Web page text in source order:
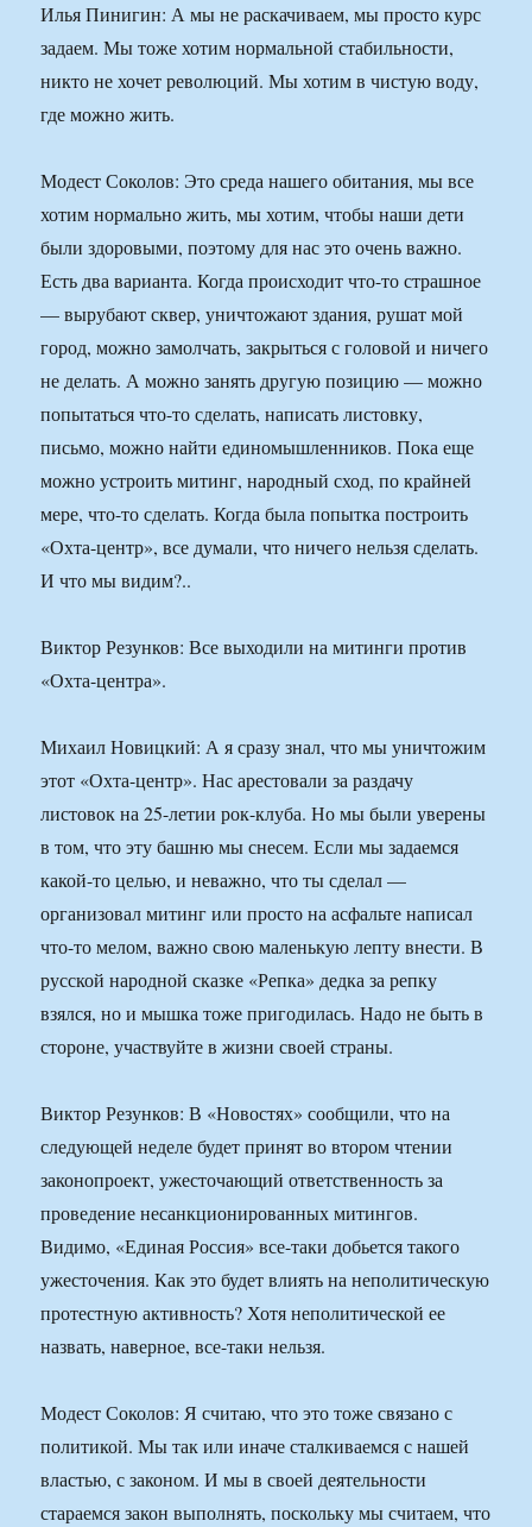
Илья Пинигин: А мы не раскачиваем, мы просто курс
задаем. Мы тоже хотим нормальной стабильности,
никто не хочет революций. Мы хотим в чистую воду,
где можно жить.
Модест Соколов: Это среда нашего обитания, мы все
хотим нормально жить, мы хотим, чтобы наши дети
были здоровыми, поэтому для нас это очень важно.
Есть два варианта. Когда происходит что-то страшное
— вырубают сквер, уничтожают здания, рушат мой
город, можно замолчать, закрыться с головой и ничего
не делать. А можно занять другую позицию — можно
попытаться что-то сделать, написать листовку,
письмо, можно найти единомышленников. Пока еще
можно устроить митинг, народный сход, по крайней
мере, что-то сделать. Когда была попытка построить
«Охта-центр», все думали, что ничего нельзя сделать.
И что мы видим?..
Виктор Резунков: Все выходили на митинги против
«Охта-центра».
Михаил Новицкий: А я сразу знал, что мы уничтожим
этот «Охта-центр». Нас арестовали за раздачу
листовок на 25-летии рок-клуба. Но мы были уверены
в том, что эту башню мы снесем. Если мы задаемся
какой-то целью, и неважно, что ты сделал —
организовал митинг или просто на асфальте написал
что-то мелом, важно свою маленькую лепту внести. В
русской народной сказке «Репка» дедка за репку
взялся, но и мышка тоже пригодилась. Надо не быть в
стороне, участвуйте в жизни своей страны.
Виктор Резунков: В «Новостях» сообщили, что на
следующей неделе будет принят во втором чтении
законопроект, ужесточающий ответственность за
проведение несанкционированных митингов.
Видимо, «Единая Россия» все-таки добьется такого
ужесточения. Как это будет влиять на неполитическую
протестную активность? Хотя неполитической ее
назвать, наверное, все-таки нельзя.
Модест Соколов: Я считаю, что это тоже связано с
политикой. Мы так или иначе сталкиваемся с нашей
властью, с законом. И мы в своей деятельности
стараемся закон выполнять, поскольку мы считаем, что